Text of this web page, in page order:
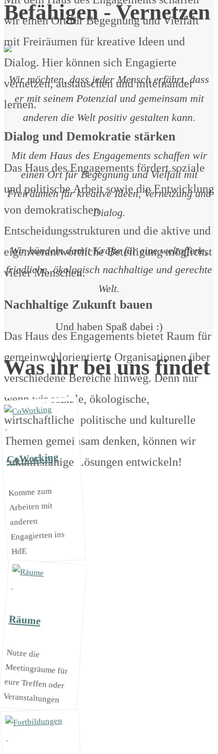
wir einen Ort für Begegnung und Vielfalt
mit Freiräumen für kreative Ideen und
Dialog. Hier können sich Engagierte
vernetzen, austauschen und miteinander
lernen.
Dialog und Demokratie stärken
Das Haus des Engagements fördert soziale
und politische Arbeit sowie die Entwicklung
von demokratischen
Entscheidungsstrukturen und die aktive und
eigenverantwortliche Beteiligung möglichst
vieler Menschen.
Nachhaltige Zukunft bauen
Das Haus des Engagements bietet Raum für
gemeinwohlorientierte Organisationen über
verschiedene Bereiche hinweg. Denn nur
wenn wir soziale, ökologische,
wirtschaftliche, politische und kulturelle
Themen gemeinsam denken, können wir
zukunftsfähige Lösungen entwickeln!
Befähigen - Vernetzen
Wir möchten, dass jeder Mensch erfährt, dass
er mit seinem Potenzial und gemeinsam mit
anderen die Welt positiv gestalten kann.
Mit dem Haus des Engagements schaffen wir
einen Ort für Begegnung und Vielfalt mit
Freiräumen für kreative Ideen, Vernetzung und
Dialog.
Wir bündeln damit Kräfte für eine weltoffene,
friedliche, ökologisch nachhaltige und gerechte
Welt.
Und haben Spaß dabei :)
Was ihr bei uns findet
CoWorking
Komme zum
Arbeiten mit
anderen
Engagierten ins
HdE
Räume
Nutze die
Meetingräume für
eure Treffen oder
Veranstaltungen